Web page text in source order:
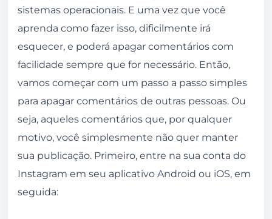
Quando devo apagar um comentário no
Instagram?
O que dizem as diretrizes do Instagram sobre
os comentários?
O que acontece se denunciar um comentário
que não é ofensivo?
Quantos comentários posso excluir de uma
única vez?
Não consigo apagar um comentário no
Instagram
sistemas operacionais. E uma vez que você
aprenda como fazer isso, dificilmente irá
esquecer, e poderá apagar comentários com
facilidade sempre que for necessário. Então,
vamos começar com um passo a passo simples
para apagar comentários de outras pessoas. Ou
seja, aqueles comentários que, por qualquer
motivo, você simplesmente não quer manter
sua publicação. Primeiro, entre na sua conta do
Instagram em seu aplicativo Android ou iOS, em
seguida: